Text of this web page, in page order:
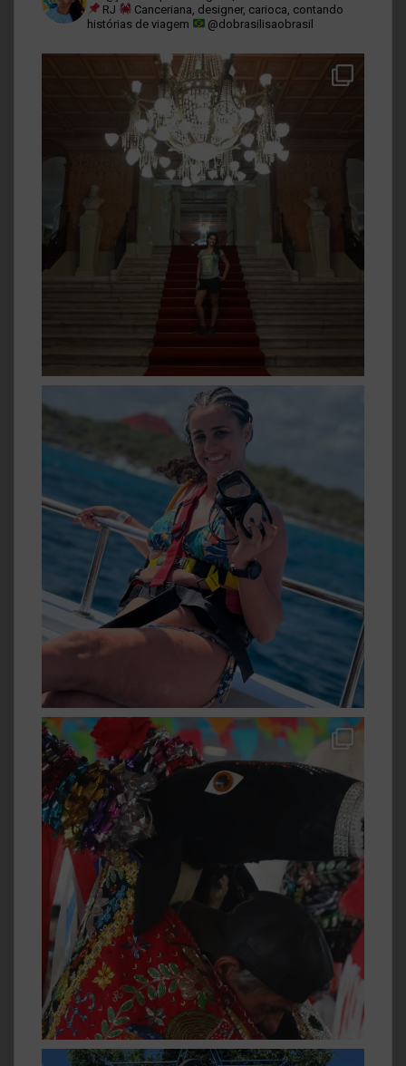
RJ
Canceriana, designer, carioca, contando
histórias de viagem
@dobrasilisaobrasil